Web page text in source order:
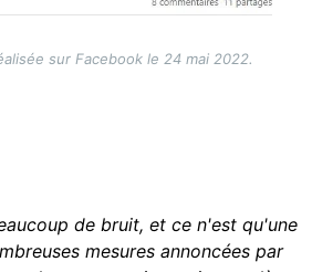
sur Facebook le 24 mai 2022.
de bruit, et ce n'est qu'une
mesures annoncées par